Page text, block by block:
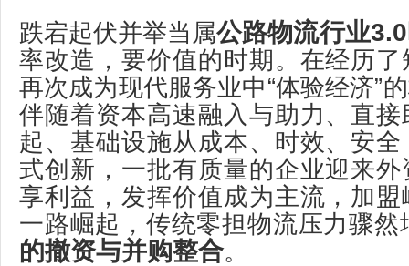
跌宕起伏并举当属公路物流行业
率改造，要价值的时期。在经历
再次成为现代服务业中“体验经济”
伴随着资本高速融入与助力、直
起、基础设施从成本、时效、安
式创新，一批有质量的企业迎来
享利益，发挥价值成为主流，加
一路崛起，传统零担物流压力骤然
的撤资与并购整合。